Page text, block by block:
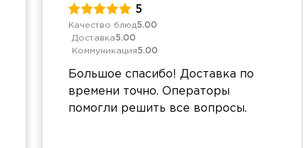
5
Качество блюд5.00
Доставка5.00
Коммуникация5.00
Большое спасибо! Доставка по
времени точно. Операторы
помогли решить все вопросы.